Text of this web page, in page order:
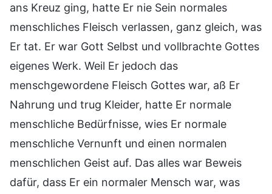
ans Kreuz ging, hatte Er nie Sein normales
menschliches Fleisch verlassen, ganz gleich, was
Er tat. Er war Gott Selbst und vollbrachte Gottes
eigenes Werk. Weil Er jedoch das
menschgewordene Fleisch Gottes war, aß Er
Nahrung und trug Kleider, hatte Er normale
menschliche Bedürfnisse, wies Er normale
menschliche Vernunft und einen normalen
menschlichen Geist auf. Das alles war Beweis
dafür, dass Er ein normaler Mensch war, was